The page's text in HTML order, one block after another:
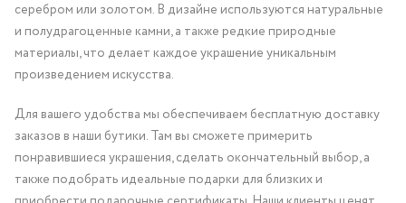
серебром или золотом. В дизайне используются натуральные
и полудрагоценные камни, а также редкие природные
материалы, что делает каждое украшение уникальным
произведением искусства.
Для вашего удобства мы обеспечиваем бесплатную доставку
заказов в наши бутики. Там вы сможете примерить
понравившиеся украшения, сделать окончательный выбор, а
также подобрать идеальные подарки для близких и